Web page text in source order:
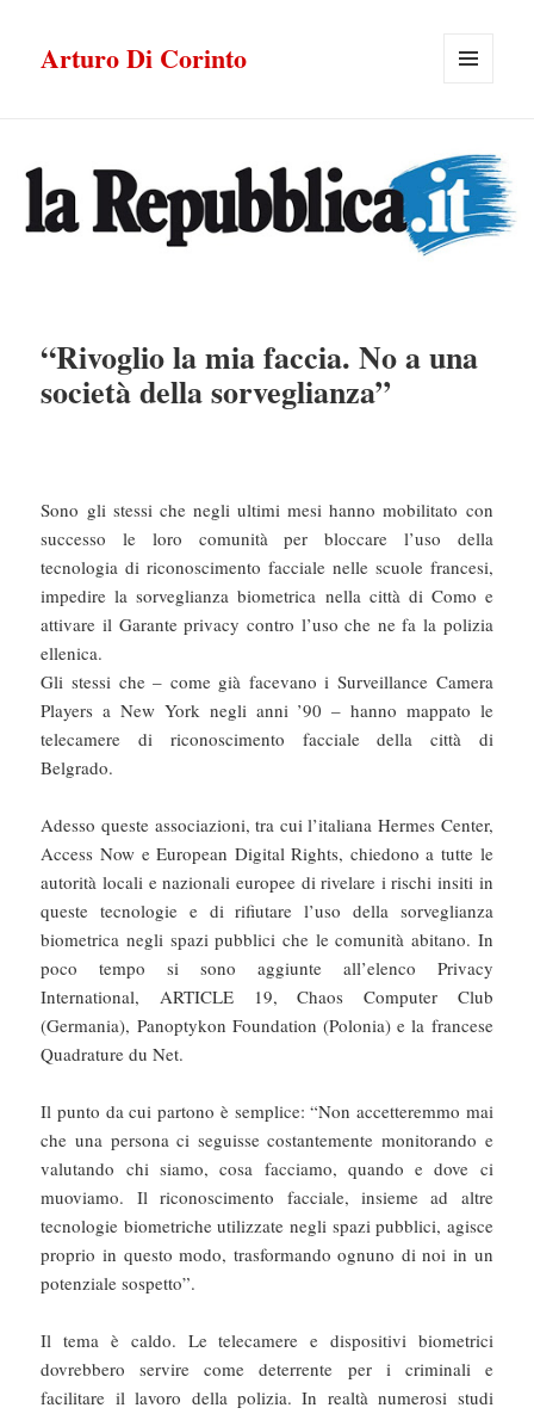
Arturo Di Corinto
“Rivoglio la mia faccia. No a una
società della sorveglianza”
Sono gli stessi che negli ultimi mesi hanno mobilitato con
successo le loro comunità per bloccare l’uso della
tecnologia di riconoscimento facciale nelle scuole francesi,
impedire la sorveglianza biometrica nella città di Como e
attivare il Garante privacy contro l’uso che ne fa la polizia
ellenica.
Gli stessi che – come già facevano i Surveillance Camera
Players a New York negli anni ’90 – hanno mappato le
telecamere di riconoscimento facciale della città di
Belgrado.
Adesso queste associazioni, tra cui l’italiana Hermes Center,
Access Now e European Digital Rights, chiedono a tutte le
autorità locali e nazionali europee di rivelare i rischi insiti in
queste tecnologie e di rifiutare l’uso della sorveglianza
biometrica negli spazi pubblici che le comunità abitano. In
poco tempo si sono aggiunte all’elenco Privacy
International, ARTICLE 19, Chaos Computer Club
(Germania), Panoptykon Foundation (Polonia) e la francese
Quadrature du Net.
Il punto da cui partono è semplice: “Non accetteremmo mai
che una persona ci seguisse costantemente monitorando e
valutando chi siamo, cosa facciamo, quando e dove ci
muoviamo. Il riconoscimento facciale, insieme ad altre
tecnologie biometriche utilizzate negli spazi pubblici, agisce
proprio in questo modo, trasformando ognuno di noi in un
potenziale sospetto”.
Il tema è caldo. Le telecamere e dispositivi biometrici
dovrebbero servire come deterrente per i criminali e
facilitare il lavoro della polizia. In realtà numerosi studi